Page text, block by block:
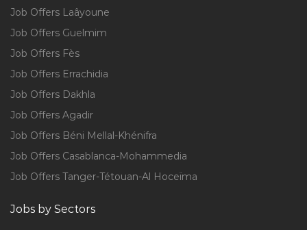
Job Offers Laâyoune
Job Offers Guelmim
Job Offers Fès
Job Offers Errachidia
Job Offers Dakhla
Job Offers Agadir
Job Offers Béni Mellal-Khénifra
Job Offers Casablanca-Mohammedia
Job Offers Tanger-Tétouan-Al Hoceïma
Jobs by Sectors